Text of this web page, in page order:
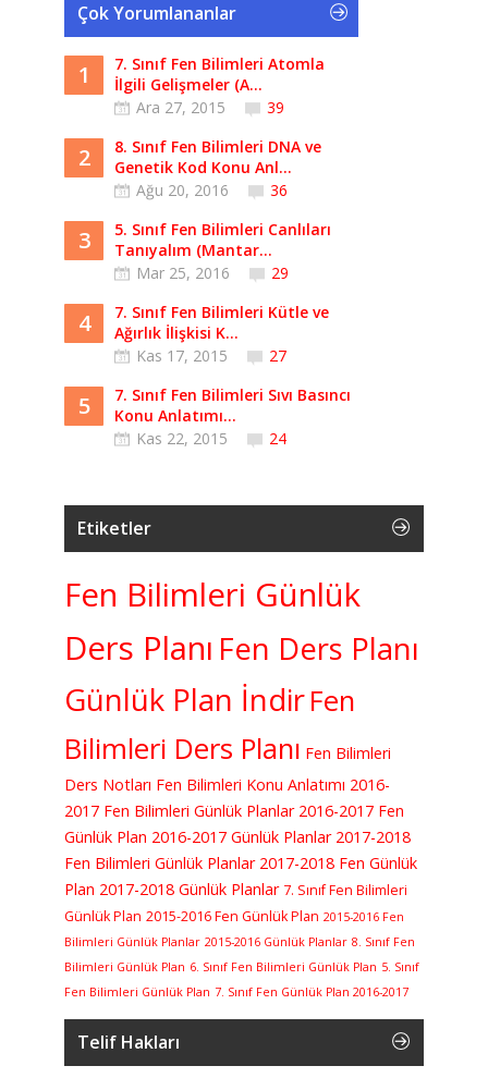
Çok Yorumlananlar
1
7. Sınıf Fen Bilimleri Atomla
İlgili Gelişmeler (A...
Ara 27, 2015
39
2
8. Sınıf Fen Bilimleri DNA ve
Genetik Kod Konu Anl...
Ağu 20, 2016
36
3
5. Sınıf Fen Bilimleri Canlıları
Tanıyalım (Mantar...
Mar 25, 2016
29
4
7. Sınıf Fen Bilimleri Kütle ve
Ağırlık İlişkisi K...
Kas 17, 2015
27
5
7. Sınıf Fen Bilimleri Sıvı Basıncı
Konu Anlatımı...
Kas 22, 2015
24
Etiketler
Fen Bilimleri Günlük
Ders Planı Fen Ders Planı
Günlük Plan İndirFen
Bilimleri Ders Planı Fen Bilimleri
Ders Notları Fen Bilimleri Konu Anlatımı 2016-
2017 Fen Bilimleri Günlük Planlar 2016-2017 Fen
Günlük Plan 2016-2017 Günlük Planlar 2017-2018
Fen Bilimleri Günlük Planlar 2017-2018 Fen Günlük
Plan 2017-2018 Günlük Planlar 7. Sınıf Fen Bilimleri
Günlük Plan 2015-2016 Fen Günlük Plan 2015-2016 Fen
Bilimleri Günlük Planlar 2015-2016 Günlük Planlar 8. Sınıf Fen
Bilimleri Günlük Plan 6. Sınıf Fen Bilimleri Günlük Plan 5. Sınıf
Fen Bilimleri Günlük Plan 7. Sınıf Fen Günlük Plan 2016-2017
Telif Hakları